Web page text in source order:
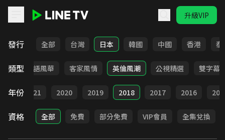
升級VIP
發行 全部 台灣 日本 韓國 中國 香港 泰
類型
俠 台語風華 客家風情 英倫風潮 公視精選 雙字幕
年份 2021 2020 2019 2018 2017 2016
資格 全部 免費 部分免費 VIP會員 全集兌換